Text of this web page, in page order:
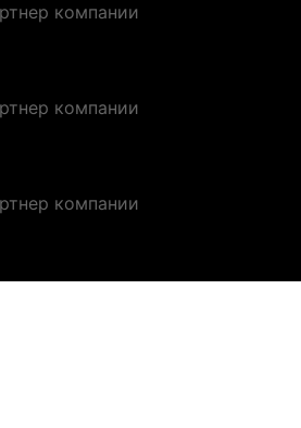
компании
компании
компании
ЗВОНОК.